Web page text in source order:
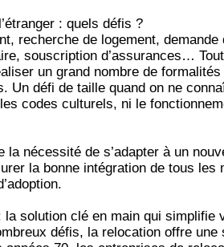
: quels défis ?
recherche de logement,
souscription d’assurances…
un grand nombre de
Un défi de taille quand on ne
les codes culturels, ni le
la nécessité de s’adapter à un
la bonne intégration de tous
la solution clé en main qui
défis, la relocation offre